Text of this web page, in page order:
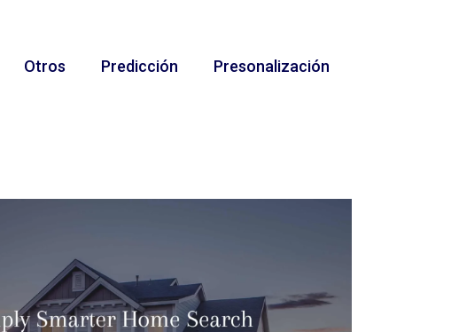
Otros Predicción Presonalización